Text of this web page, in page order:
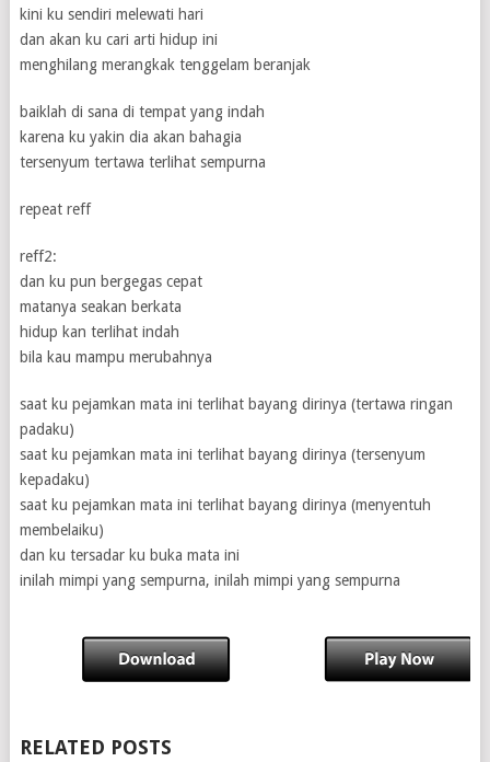
kini ku sendiri melewati hari
dan akan ku cari arti hidup ini
menghilang merangkak tenggelam beranjak
baiklah di sana di tempat yang indah
karena ku yakin dia akan bahagia
tersenyum tertawa terlihat sempurna
repeat reff
reff2:
dan ku pun bergegas cepat
matanya seakan berkata
hidup kan terlihat indah
bila kau mampu merubahnya
saat ku pejamkan mata ini terlihat bayang dirinya (tertawa ringan
padaku)
saat ku pejamkan mata ini terlihat bayang dirinya (tersenyum
kepadaku)
saat ku pejamkan mata ini terlihat bayang dirinya (menyentuh
membelaiku)
dan ku tersadar ku buka mata ini
inilah mimpi yang sempurna, inilah mimpi yang sempurna
RELATED POSTS